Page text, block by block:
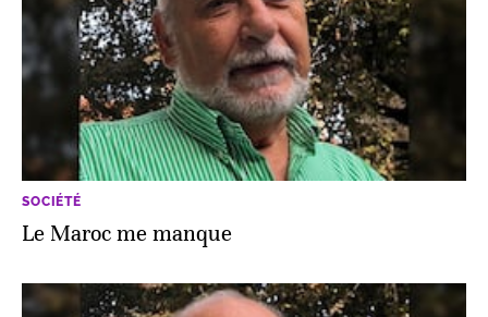
SOCIÉTÉ
Le Maroc me manque